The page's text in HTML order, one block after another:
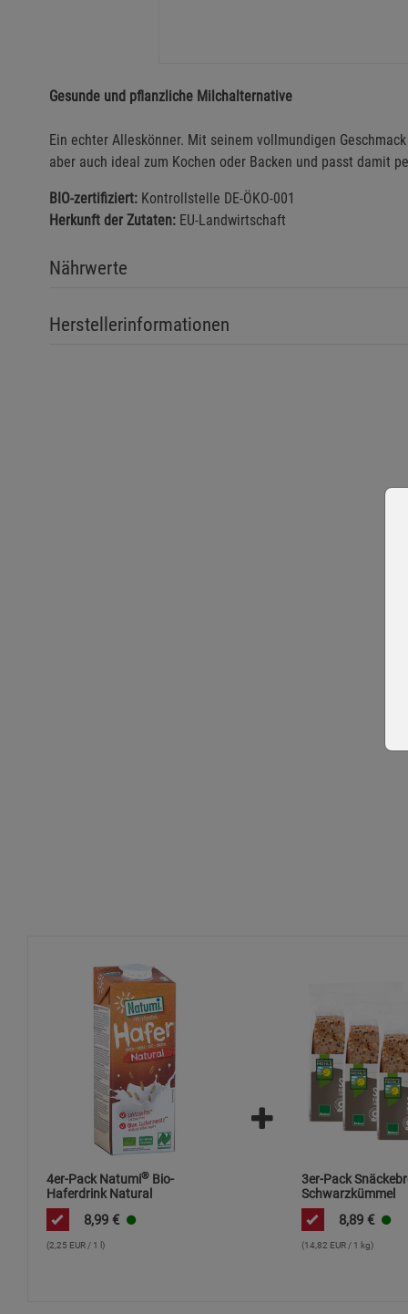
Gesunde und pflanzliche Milchalternative
Ein echter Alleskönner. Mit seinem vollmundigen
aber auch ideal zum Kochen oder Backen und passt damit
BIO-zertifiziert: Kontrollstelle DE-ÖKO-001
Herkunft der Zutaten: EU-Landwirtschaft
Nährwerte
Herstellerinformationen
4er-Pack Natumi® Bio-
Haferdrink Natural
8,99 €
(2,25 EUR / 1 l)
3er-Pack
Schwarzkümmel
8,89 €
(14,82 EUR / 1 kg)